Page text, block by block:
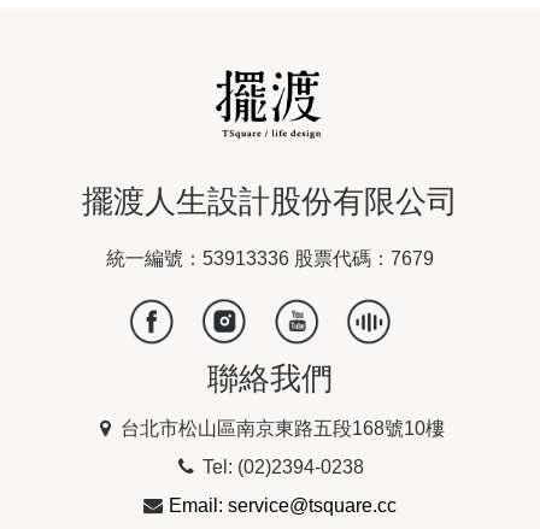
擺渡人生設計股份有限公司
統一編號：53913336 股票代碼：7679
聯絡我們
台北市松山區南京東路五段168號10樓
Tel: (02)2394-0238
Email: service@tsquare.cc